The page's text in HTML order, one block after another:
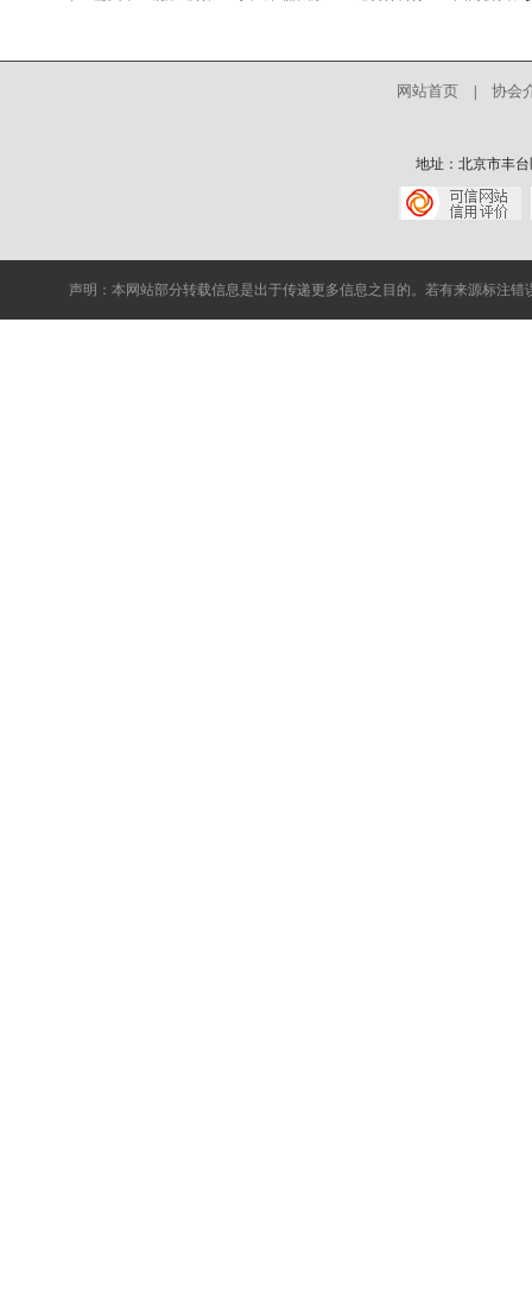
网站首页 协会
地址：北京市丰台
声明：本网站部分转载信息是出于传递更多信息之目的。若有来源标注